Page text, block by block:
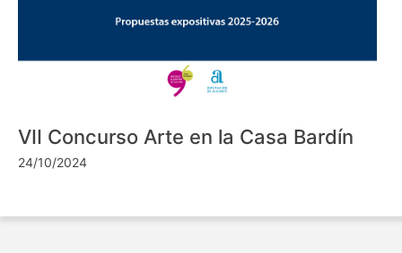
VII Concurso Arte en la Casa Bardín
24/10/2024